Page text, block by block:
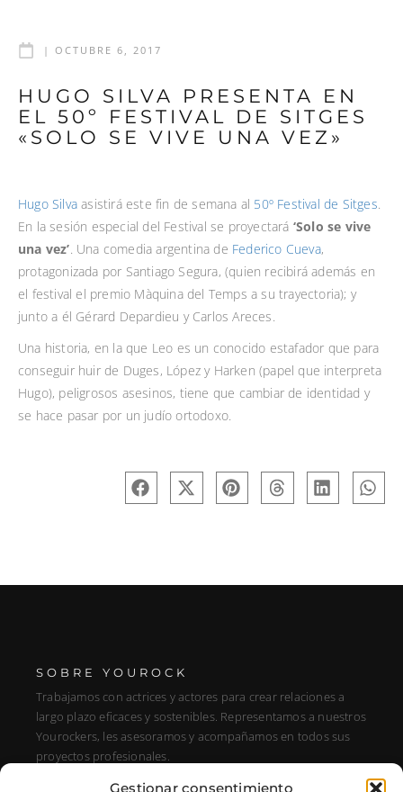
Gestionar consentimiento
| OCTUBRE 6, 2017
HUGO SILVA PRESENTA EN
EL 50º FESTIVAL DE SITGES
«SOLO SE VIVE UNA VEZ»
Hugo Silva asistirá este fin de semana al 50º Festival de Sitges.
En la sesión especial del Festival se proyectará ‘Solo se vive
una vez’. Una comedia argentina de Federico Cueva,
protagonizada por Santiago Segura, (quien recibirá además en
el festival el premio Màquina del Temps a su trayectoria); y
junto a él Gérard Depardieu y Carlos Areces.
Una historia, en la que Leo es un conocido estafador que para
conseguir huir de Duges, López y Harken (papel que interpreta
Hugo), peligrosos asesinos, tiene que cambiar de identidad y
se hace pasar por un judío ortodoxo.
SOBRE YOUROCK
Trabajamos con actrices y actores para crear relaciones a
largo plazo eficaces y sostenibles. Representamos a nuestros
Yourockers, les asesoramos y acompañamos en todos sus
proyectos profesionales.